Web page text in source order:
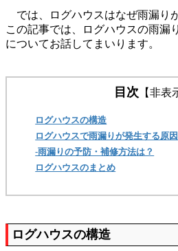
では、ログハウスはなぜ雨漏り
この記事では、ログハウスの雨漏
についてお話してまいります。
目次 【非表
ログハウスの構造
ログハウスで雨漏りが発生する原因
-雨漏りの予防・補修方法は？
ログハウスのまとめ
ログハウスの構造